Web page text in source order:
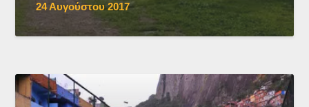
24 Αυγούστου 2017